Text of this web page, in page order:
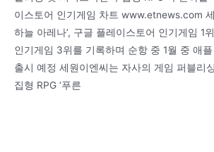
이스토어 인기게임 차트 www.etnews.com
하늘 아레나’, 구글 플레이스토어 인기게임 1
인기게임 3위를 기록하며 순항 중 1월 중 애
출시 예정 세원이엔씨는 자사의 게임 퍼블리
집형 RPG ‘푸른